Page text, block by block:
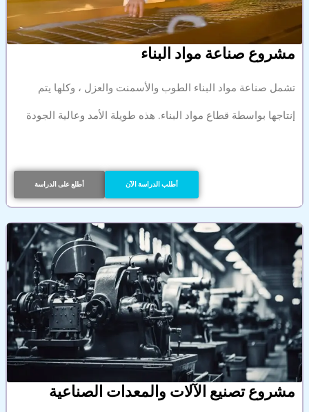
مشروع صناعة مواد البناء
تشمل صناعة مواد البناء الطوب والأسمنت والعزل ، وكلها يتم
إنتاجها بواسطة قطاع مواد البناء. هذه طويلة الأمد وعالية الجودة
أطلع على الدراسة أطلب الدراسة الآن
مشروع تصنيع الآلات والمعدات الصناعية